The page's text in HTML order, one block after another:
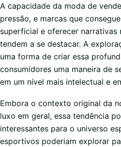
A capacidade da moda de
pressão, e marcas que
superficial e oferecer narrativas
tendem a se destacar. A
uma forma de criar essa
consumidores uma maneira de
em um nível mais intelectual e
Embora o contexto original da
luxo em geral, essa tendência
interessantes para o universo
esportivos poderiam explorar